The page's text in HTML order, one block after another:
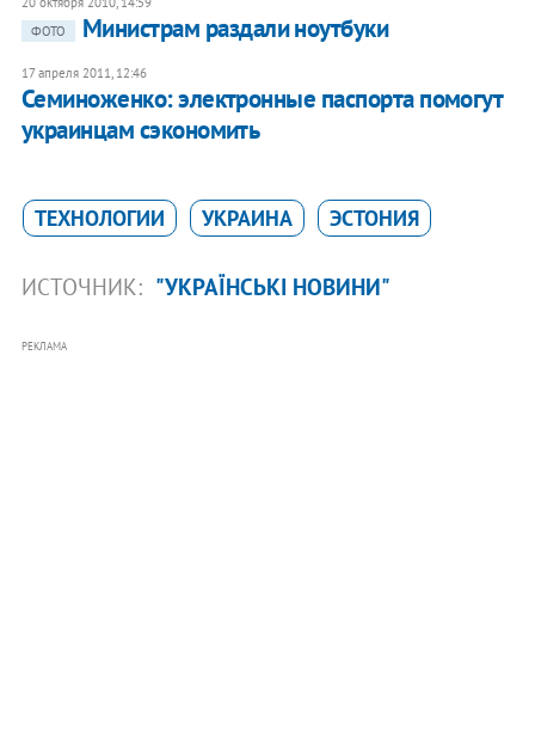
ФОТО
Министрам раздали ноутбуки
17 апреля 2011, 12:46
Семиноженко: электронные паспорта помогут
украинцам сэкономить
ТЕХНОЛОГИИ УКРАИНА ЭСТОНИЯ
ИСТОЧНИК: "УКРАЇНСЬКІ НОВИНИ"
РЕКЛАМА